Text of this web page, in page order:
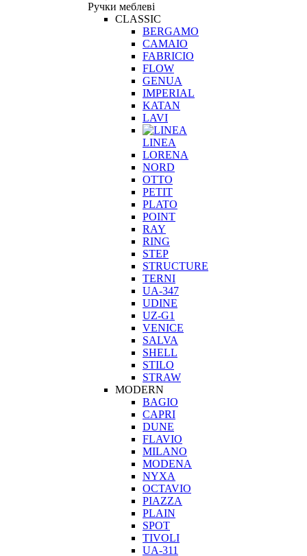
Ручки меблеві
CLASSIC
BERGAMO
CAMAIO
FABRICIO
FLOW
GENUA
IMPERIAL
KATAN
LAVI
LINEA
LORENA
NORD
OTTO
PETIT
PLATO
POINT
RAY
RING
STEP
STRUCTURE
TERNI
UA-347
UDINE
UZ-G1
VENICE
SALVA
SHELL
STILO
STRAW
MODERN
BAGIO
CAPRI
DUNE
FLAVIO
MILANO
MODENA
NYXA
OCTAVIO
PIAZZA
PLAIN
SPOT
TIVOLI
UA-311